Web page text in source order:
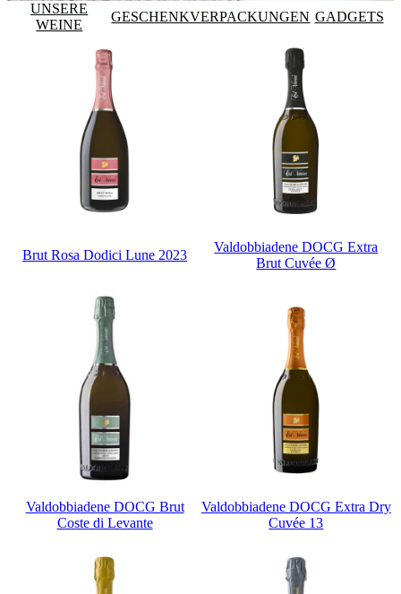
UNSERE
WEINE
GESCHENKVERPACKUNGEN GADGETS
Brut Rosa Dodici Lune 2023
Valdobbiadene DOCG Extra
Brut Cuvée Ø
Valdobbiadene DOCG Brut
Coste di Levante
Valdobbiadene DOCG Extra Dry
Cuvée 13